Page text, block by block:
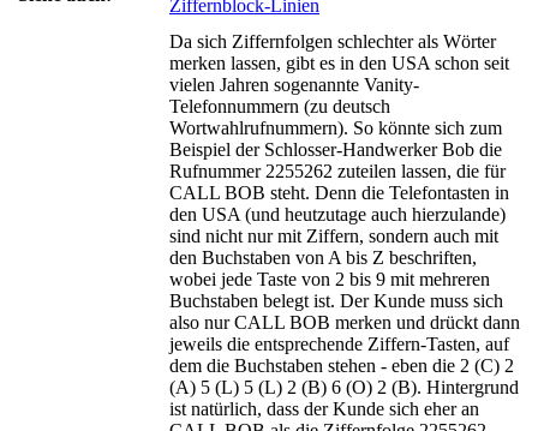
Ziffernblock-Linien
Da sich Ziffernfolgen schlechter als Wörter
merken lassen, gibt es in den USA schon seit
vielen Jahren sogenannte Vanity-
Telefonnummern (zu deutsch
Wortwahlrufnummern). So könnte sich zum
Beispiel der Schlosser-Handwerker Bob die
Rufnummer 2255262 zuteilen lassen, die für
CALL BOB steht. Denn die Telefontasten in
den USA (und heutzutage auch hierzulande)
sind nicht nur mit Ziffern, sondern auch mit
den Buchstaben von A bis Z beschriften,
wobei jede Taste von 2 bis 9 mit mehreren
Buchstaben belegt ist. Der Kunde muss sich
also nur CALL BOB merken und drückt dann
jeweils die entsprechende Ziffern-Tasten, auf
dem die Buchstaben stehen - eben die 2 (C) 2
(A) 5 (L) 5 (L) 2 (B) 6 (O) 2 (B). Hintergrund
ist natürlich, dass der Kunde sich eher an